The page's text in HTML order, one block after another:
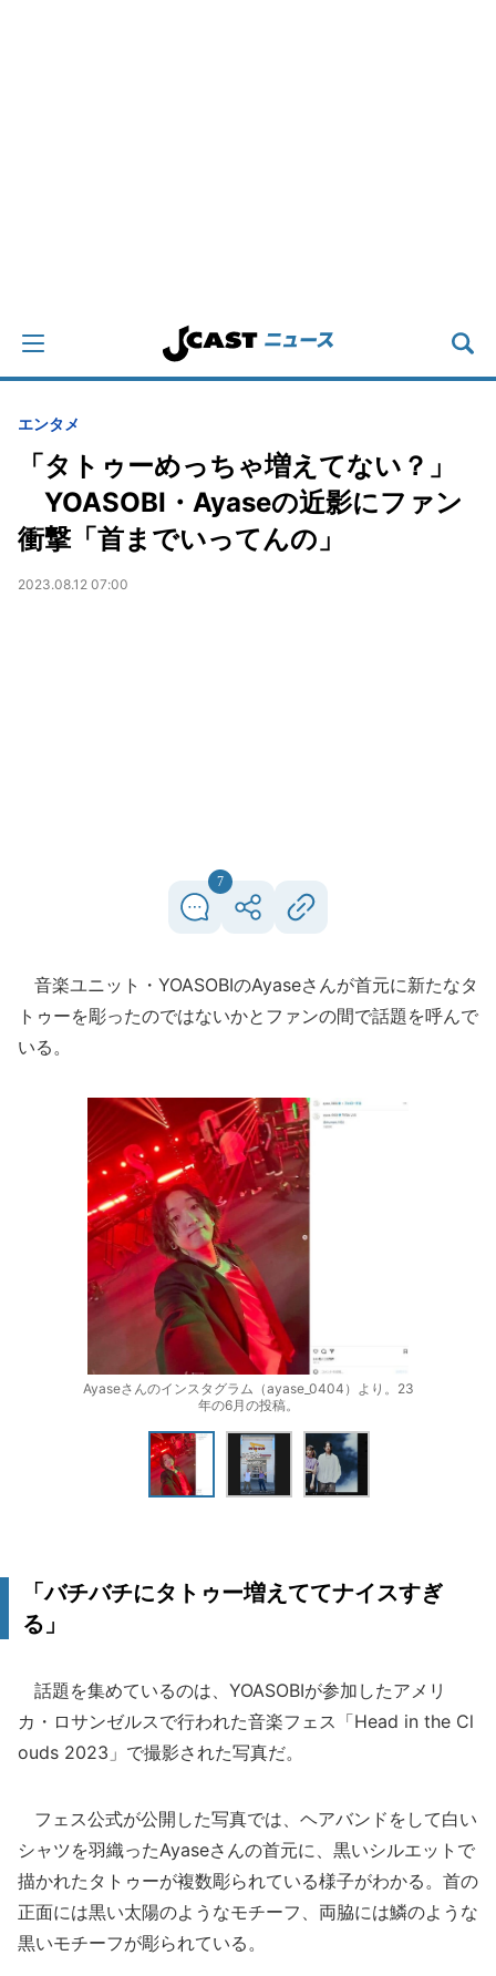
エンタメ
「タトゥーめっちゃ増えてない？」
YOASOBI・Ayaseの近影にファン
衝撃「首までいってんの」
2023.08.12 07:00
7
音楽ユニット・YOASOBIのAyaseさんが首元に新たなタ
トゥーを彫ったのではないかとファンの間で話題を呼んで
いる。
Ayaseさんのインスタグラム（ayase_0404）より。23
年の6月の投稿。
「バチバチにタトゥー増えててナイスすぎ
る」
話題を集めているのは、YOASOBIが参加したアメリ
カ・ロサンゼルスで行われた音楽フェス「Head in the Cl
ouds 2023」で撮影された写真だ。
フェス公式が公開した写真では、ヘアバンドをして白い
シャツを羽織ったAyaseさんの首元に、黒いシルエットで
描かれたタトゥーが複数彫られている様子がわかる。首の
正面には黒い太陽のようなモチーフ、両脇には鱗のような
黒いモチーフが彫られている。